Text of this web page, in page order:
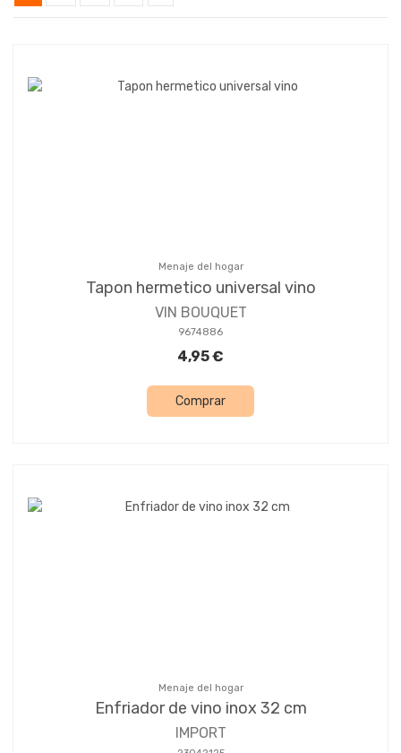
Menaje del hogar
Tapon hermetico universal vino
VIN BOUQUET
9674886
4,95 €
Comprar
Menaje del hogar
Enfriador de vino inox 32 cm
IMPORT